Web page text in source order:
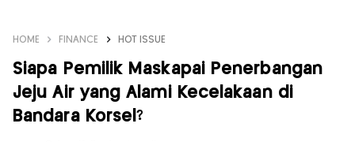
HOME FINANCE HOT ISSUE
Siapa Pemilik Maskapai Penerbangan
Jeju Air yang Alami Kecelakaan di
Bandara Korsel?